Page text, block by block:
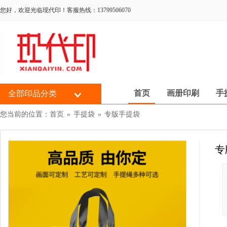
您好，欢迎光临现代印！客服热线：13799506070
全部印品分类 首页 画册印刷 手
您当前的位置： 首页 » 手提袋 » 专版手提袋
专